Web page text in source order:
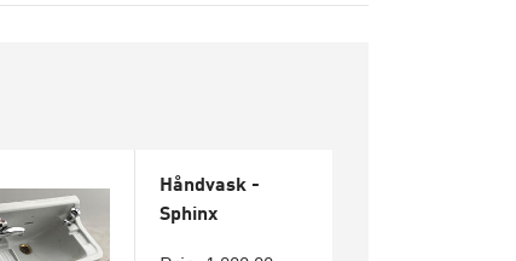
Håndvask -
Sphinx